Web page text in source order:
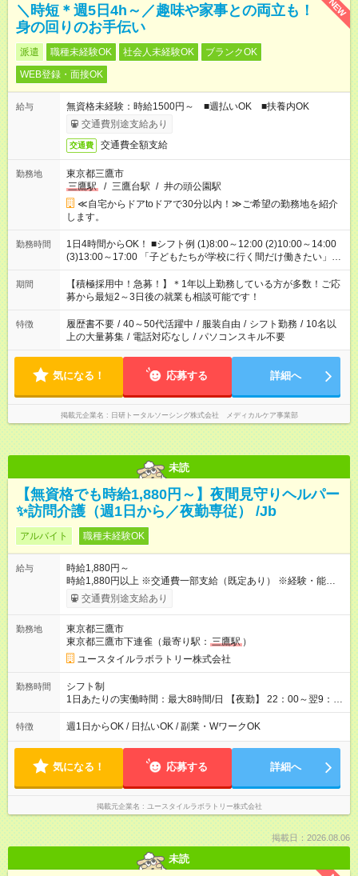
NEW
＼時短＊週5日4h～／趣味や家事との両立も！
身の回りのお手伝い
派遣 職種未経験OK 社会人未経験OK
ブランクOK
WEB登録・面接OK
給与
無資格未経験：時給1500円～ ■週払いOK ■扶養内OK
交通費別途支給あり
交通費 交通費全額支給
勤務地
東京都三鷹市
三鷹駅
/ 三鷹台駅 / 井の頭公園駅
≪自宅からドアtoドアで30分以内！≫ご希望の勤務地を紹介
します。
勤務時間
1日4時間からOK！ ■シフト例 (1)8:00～12:00 (2)10:00～14:00
(3)13:00～17:00 「子どもたちが学校に行く間だけ働きたい」
「余裕を持って夕飯の準備がしたい」 「午前中は働いて、午後
はプライベートの時間にしたい」 など、ご希望を教えてくださ
いね。 ※Wワーク希望の方へ 今ご覧のお仕事で希望する勤務時
間と、もう1つのお仕事の勤務時間。 合計で週40時間を超える
場合は応募できません。
期間
【積極採用中！急募！】＊1年以上勤務している方が多数！ご応
募から最短2～3日後の就業も相談可能です！
特徴 履歴書不要 / 40～50代活躍中 / 服装自由 / シフト勤務 / 10名以
上の大量募集 / 電話対応なし / パソコンスキル不要
気になる！ 応募する 詳細へ
掲載元企業名 日研トータルソーシング株式会社 メディカルケア事業部
未読
【無資格でも時給1,880円～】夜間見守りヘルパー
✨訪問介護（週1日から／夜勤専従） /Jb
アルバイト 職種未経験OK
給与
時給1,880円～
時給1,880円以上 ※交通費一部支給（既定あり） ※経験・能力を
考慮して決定します 【収入例】 週1回勤務の場合：1,880円×8時
間×4回=6万0,160円 週3回勤務の場合：1,880円×8時間×12回
月 ※ 雇用形態と給与に、本採用時と異なる部分があります。 雇
用形態：本採用時と同じです。 給与：時給 1,660円以上
交通費別途支給あり
勤務地
東京都三鷹市
東京都三鷹市下連雀（最寄り駅： 三鷹駅 ）
ユースタイルラボラトリー株式会社
勤務時間
シフト制
1日あたりの実働時間：最大8時間/日 【夜勤】 22：00～翌9：
00 ※週1日～OK ／ 夜勤専従 ＊＊ 勤務時間例 ＊＊ ■22時か
ら翌7時 ■23時から翌8時 ■24時から翌9時 など ※上記の時間
ます。 ※曜日固定（毎週同じ曜日での勤務となります）
特徴 週1日からOK / 日払いOK / 副業・WワークOK
気になる！ 応募する 詳細へ
掲載元企業名 ユースタイルラボラトリー株式会社
掲載日：2026.08.06
未読